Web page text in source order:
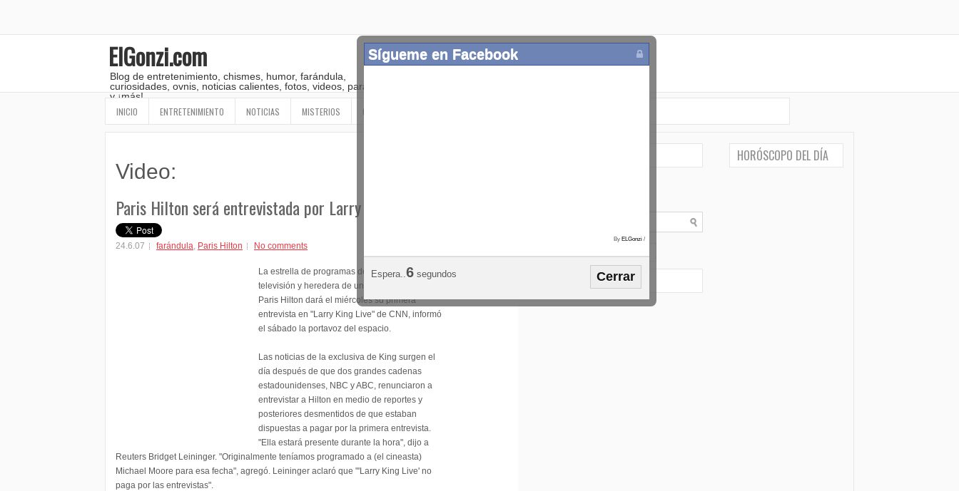
ElGonzi.com
Blog de entretenimiento, chismes, humor, farándula,
curiosidades, ovnis, noticias calientes, fotos, videos, paranormal
y ¡más!
INICIO ENTRETENIMIENTO NOTICIAS MISTERIOS OTROS
Video:
Paris Hilton será entrevistada por Larry King
24.6.07 farándula, Paris Hilton No comments
La estrella de programas de
televisión y heredera de una cadena de hoteles
Paris Hilton dará el miércoles su primera
entrevista en "Larry King Live" de CNN, informó
el sábado la portavoz del espacio.
Las noticias de la exclusiva de King surgen el
día después de que dos grandes cadenas
estadounidenses, NBC y ABC, renunciaron a
entrevistar a Hilton en medio de reportes y
posteriores desmentidos de que estaban
dispuestas a pagar por la primera entrevista.
"Ella estará presente durante la hora", dijo a
Reuters Bridget Leininger. "Originalmente teníamos programado a (el cineasta)
Michael Moore para esa fecha", agregó. Leininger aclaró que "'Larry King Live' no
paga por las entrevistas".
Sígueme en Facebook
By ELGonzi /
Espera..5 segundos Cerrar
HORÓSCOPO DEL DÍA